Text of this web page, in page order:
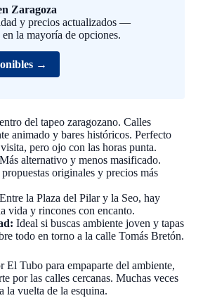
Zaragoza
y precios actualizados —
la mayoría de opciones.
→
del tapeo zaragozano. Calles
animado y bares históricos. Perfecto
pero ojo con las horas punta.
Más alternativo y menos masificado.
originales y precios más
Entre la Plaza del Pilar y la Seo, hay
vida y rincones con encanto.
Ideal si buscas ambiente joven y tapas
todo en torno a la calle Tomás Bretón.
El Tubo para empaparte del ambiente,
por las calles cercanas. Muchas veces
la vuelta de la esquina.